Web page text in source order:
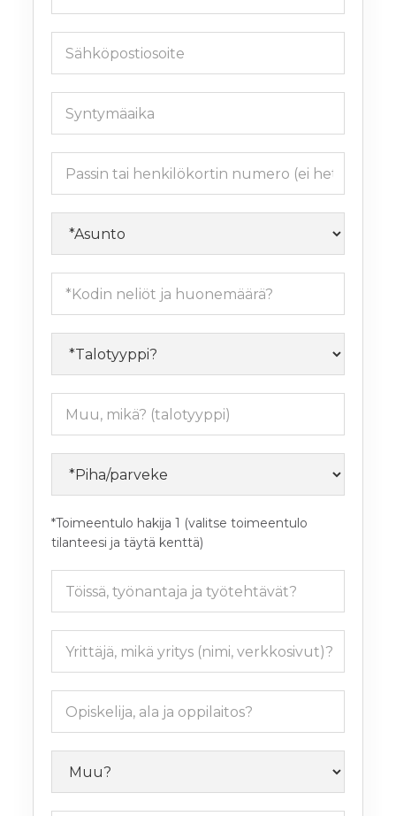
*Toimeentulo hakija 1 (valitse toimeentulo
tilanteesi ja täytä kenttä)